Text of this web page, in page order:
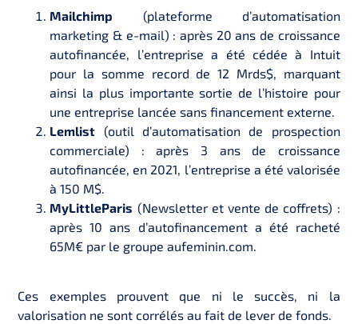
Mailchimp (plateforme d’automatisation
marketing & e-mail) : après 20 ans de croissance
autofinancée, l’entreprise a été cédée à Intuit
pour la somme record de 12 Mrds$, marquant
ainsi la plus importante sortie de l’histoire pour
une entreprise lancée sans financement externe.
Lemlist (outil d’automatisation de prospection
commerciale) : après 3 ans de croissance
autofinancée, en 2021, l’entreprise a été valorisée
à 150 M$.
MyLittleParis (Newsletter et vente de coffrets) :
après 10 ans d’autofinancement a été racheté
65M€ par le groupe aufeminin.com.
Ces exemples prouvent que ni le succès, ni la
valorisation ne sont corrélés au fait de lever de fonds.